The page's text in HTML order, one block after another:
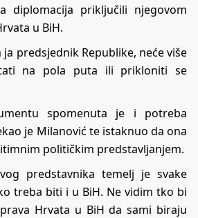
diplomacija priključili njegovom
u BiH.
ja predsjednik Republike, neće više
na pola puta ili prikloniti se
spomenuta je i potreba
je Milanović te istaknuo da ona
političkim predstavljanjem.
predstavnika temelj je svake
treba biti i u BiH. Ne vidim tko bi
Hrvata u BiH da sami biraju